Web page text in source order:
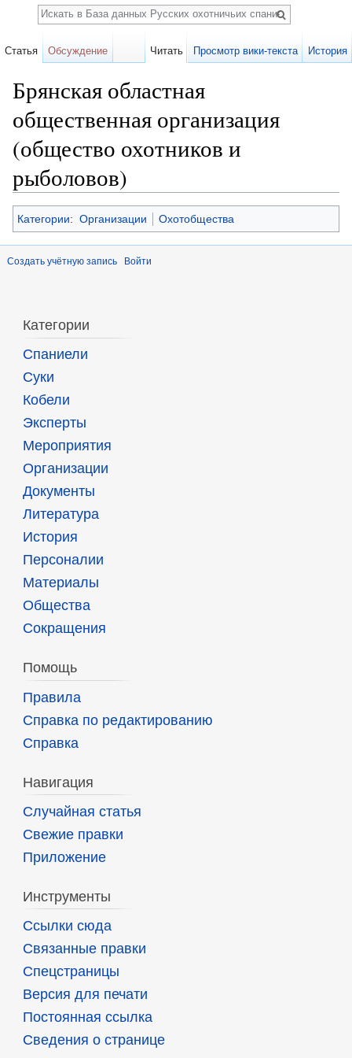
Брянская областная
общественная организация
(общество охотников и
рыболовов)
Категории: Организации Охотобщества
Создать учётную запись Войти
Статья Обсуждение Читать Просмотр вики-текста История
Поиск
Категории
Спаниели
Суки
Кобели
Эксперты
Мероприятия
Организации
Документы
Литература
История
Персоналии
Материалы
Общества
Сокращения
Помощь
Правила
Справка по редактированию
Справка
Навигация
Случайная статья
Свежие правки
Приложение
Инструменты
Ссылки сюда
Связанные правки
Спецстраницы
Версия для печати
Постоянная ссылка
Сведения о странице